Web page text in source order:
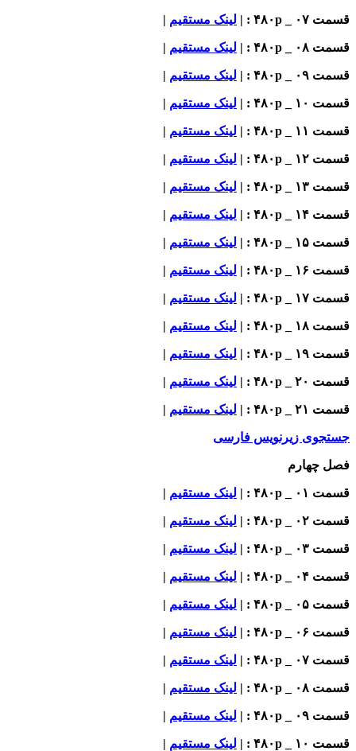
قسمت ۰۷ _ ۴۸۰p : | لینک مستقیم |
قسمت ۰۸ _ ۴۸۰p : | لینک مستقیم |
قسمت ۰۹ _ ۴۸۰p : | لینک مستقیم |
قسمت ۱۰ _ ۴۸۰p : | لینک مستقیم |
قسمت ۱۱ _ ۴۸۰p : | لینک مستقیم |
قسمت ۱۲ _ ۴۸۰p : | لینک مستقیم |
قسمت ۱۳ _ ۴۸۰p : | لینک مستقیم |
قسمت ۱۴ _ ۴۸۰p : | لینک مستقیم |
قسمت ۱۵ _ ۴۸۰p : | لینک مستقیم |
قسمت ۱۶ _ ۴۸۰p : | لینک مستقیم |
قسمت ۱۷ _ ۴۸۰p : | لینک مستقیم |
قسمت ۱۸ _ ۴۸۰p : | لینک مستقیم |
قسمت ۱۹ _ ۴۸۰p : | لینک مستقیم |
قسمت ۲۰ _ ۴۸۰p : | لینک مستقیم |
قسمت ۲۱ _ ۴۸۰p : | لینک مستقیم |
جستجوی زیرنویس فارسی
فصل چهارم
قسمت ۰۱ _ ۴۸۰p : | لینک مستقیم |
قسمت ۰۲ _ ۴۸۰p : | لینک مستقیم |
قسمت ۰۳ _ ۴۸۰p : | لینک مستقیم |
قسمت ۰۴ _ ۴۸۰p : | لینک مستقیم |
قسمت ۰۵ _ ۴۸۰p : | لینک مستقیم |
قسمت ۰۶ _ ۴۸۰p : | لینک مستقیم |
قسمت ۰۷ _ ۴۸۰p : | لینک مستقیم |
قسمت ۰۸ _ ۴۸۰p : | لینک مستقیم |
قسمت ۰۹ _ ۴۸۰p : | لینک مستقیم |
قسمت ۱۰ _ ۴۸۰p : | لینک مستقیم |